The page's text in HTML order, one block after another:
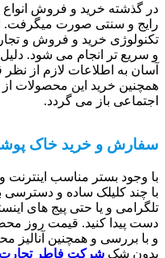
در گذشته خرید و فروش
رایج و سنتی صورت میگرفت.
تکنولوژی خرید و فروش و
و سریع تر انجام می شود.
آسان به اطلاعات لازم از
همچنین خرید این محصولات
اجتماعی باز می گردد.
سفارش و خرید خاک
با وجود بستر مناسب
با چند کلیلک ساده و دسترسی
تلگرامی و یا حتی پیج های
دست پیدا کنید. قیمت روز
و با بررسی و همچنین آنالیز
بدون شک شرکت فاطر